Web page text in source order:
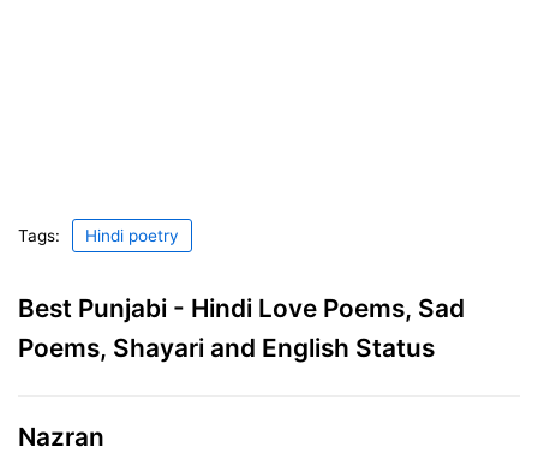
Tags: Hindi poetry
Best Punjabi - Hindi Love Poems, Sad
Poems, Shayari and English Status
Nazran